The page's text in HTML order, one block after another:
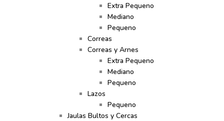
Extra Pequeno
Mediano
Pequeno
Correas
Correas y Arnes
Extra Pequeno
Mediano
Pequeno
Lazos
Pequeno
Jaulas Bultos y Cercas